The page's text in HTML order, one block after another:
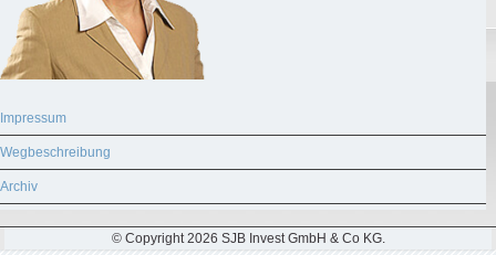
Impressum
Wegbeschreibung
Archiv
© Copyright 2026 SJB Invest GmbH & Co KG.